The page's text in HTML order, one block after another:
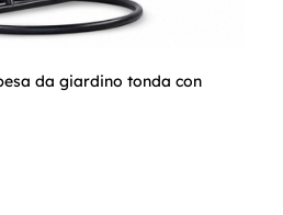
da giardino tonda con